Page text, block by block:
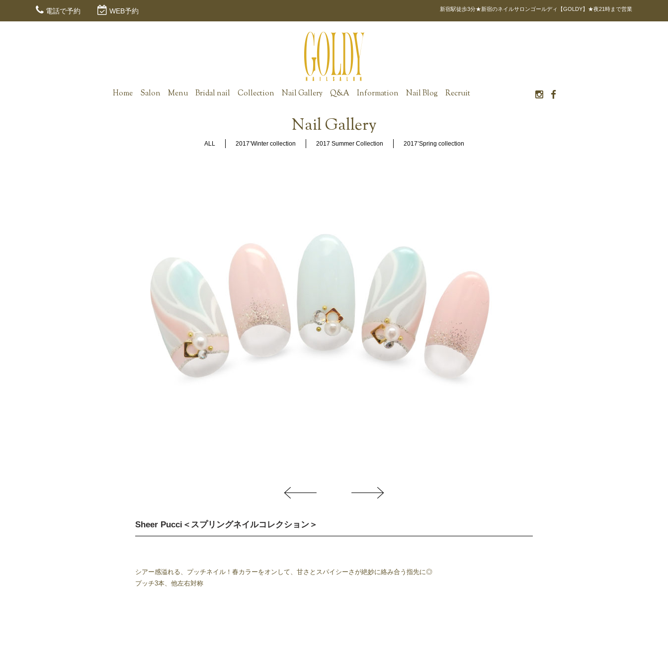
電話で予約 WEB予約 新宿駅徒歩3分★新宿のネイルサロンゴールディ【GOLDY】★夜21時まで営業
Home Salon Menu Bridal nail Collection Nail Gallery Q&A Information Nail Blog Recruit
Nail Gallery
ALL 2017’Winter collection 2017 Summer Collection 2017’Spring collection
Sheer Pucci＜スプリングネイルコレクション＞
シアー感溢れる、プッチネイル！春カラーをオンして、甘さとスパイシーさが絶妙に絡み合う指先に◎
プッチ3本、他左右対称